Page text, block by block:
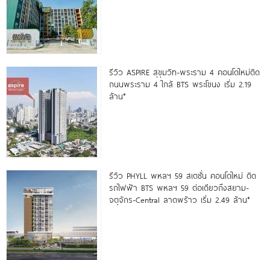
รีวิว ASPIRE สุขุมวิท-พระราม 4 คอนโดใหม่ติด
ถนนพระราม 4 ใกล้ BTS พระโขนง เริ่ม 2.19
ล้าน*
รีวิว PHYLL พหลฯ 59 สเตชั่น คอนโดใหม่ ติด
รถไฟฟ้า BTS พหลฯ 59 ต่อเดียวถึงสยาม-
จตุจักร-Central ลาดพร้าว เริ่ม 2.49 ล้าน*